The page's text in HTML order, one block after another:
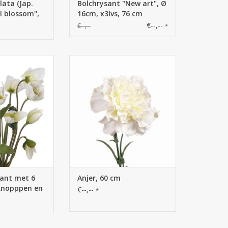
(Jap.
blossom",
& 12
Bolchrysant "New art", Ø
16cm, x3lvs, 76 cm
€--,-- €--,-- *
knopppen en 4
30cm
met 6
en
Anjer, 60 cm
€--,-- *